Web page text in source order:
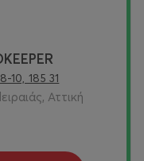
10, 185 31
Αττική